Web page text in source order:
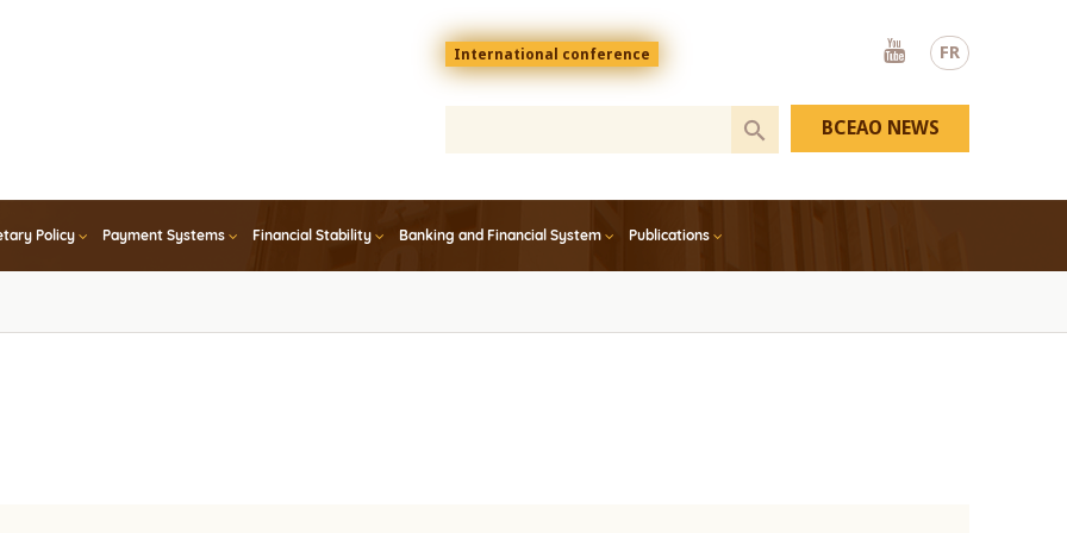
FR
Menu
top
En
International conference
Youtube
Policy Payment Systems Financial Stability Banking and Financial System Publications
BCEAO NEWS